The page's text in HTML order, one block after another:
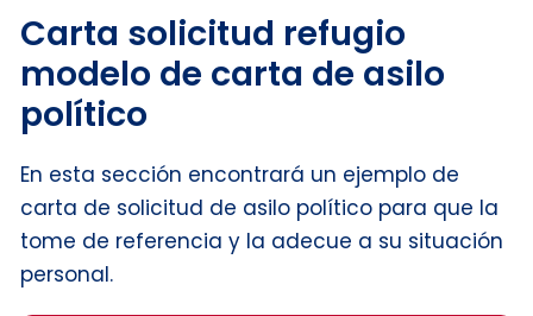
Carta solicitud refugio
modelo de carta de asilo
político
En esta sección encontrará un ejemplo de
carta de solicitud de asilo político para que la
tome de referencia y la adecue a su situación
personal.